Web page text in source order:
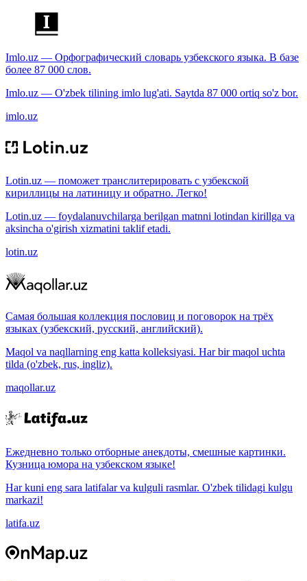
Imlo.uz — Орфографический словарь узбекского языка. В базе
более 87 000 слов.
Imlo.uz — O'zbek tilining imlo lug'ati. Saytda 87 000 ortiq so'z bor.
imlo.uz
Lotin.uz — поможет транслитерировать с узбекской
кириллицы на латиницу и обратно. Легко!
Lotin.uz — foydalanuvchilarga berilgan matnni lotindan kirillga va
aksincha o'girish xizmatini taklif etadi.
lotin.uz
Самая большая коллекция пословиц и поговорок на трёх
языках (узбекский, русский, английский).
Maqol va naqllarning eng katta kolleksiyasi. Har bir maqol uchta
tilda (o'zbek, rus, ingliz).
maqollar.uz
Ежедневно только отборные анекдоты, смешные картинки.
Кузница юмора на узбекском языке!
Har kuni eng sara latifalar va kulguli rasmlar. O'zbek tilidagi kulgu
markazi!
latifa.uz